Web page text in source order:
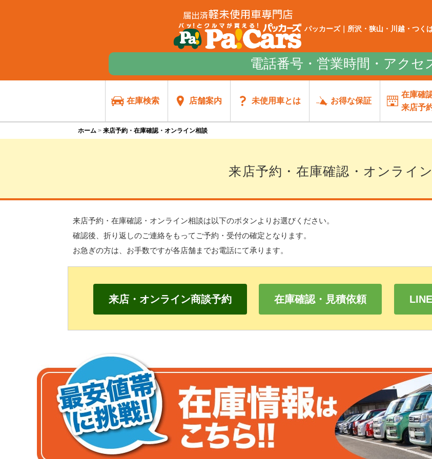
パッカーズ｜所沢・狭山・川越・つく
電話番号・営業時間・アクセ
在庫検索 店舗案内 未使用車とは お得な保証
在庫確
来店予
ホーム 来店予約・在庫確認・オンライン相談
来店予約・在庫確認・オンライ
来店予約・在庫確認・オンライン相談は以下のボタンよりお選びください。
確認後、折り返しのご連絡をもって ご予約・受付の確定となります。
お急ぎの方は、 お手数ですが各店舗までお電話にて承ります。
来店・オンライン商談予約 在庫確認・見積依頼